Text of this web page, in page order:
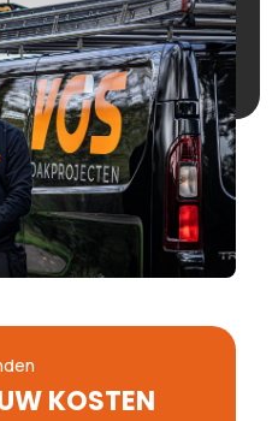
KOSTEN